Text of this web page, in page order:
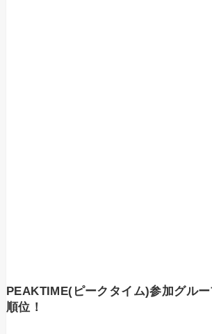
PEAKTIME(ピークタイム)参加グル
順位！